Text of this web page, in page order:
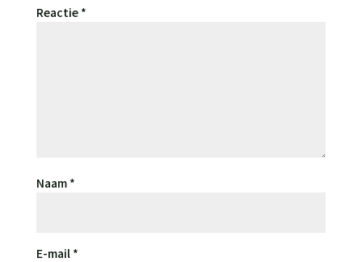
Reactie *
Naam *
E-mail *